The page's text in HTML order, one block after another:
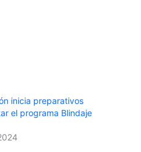
inicia preparativos
el programa Blindaje